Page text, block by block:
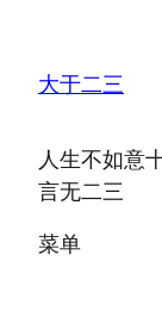
大于二三
人生不如意
言无二三
菜单